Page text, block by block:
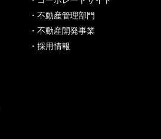
・不動産管理部門
・不動産開発事業
・採用情報